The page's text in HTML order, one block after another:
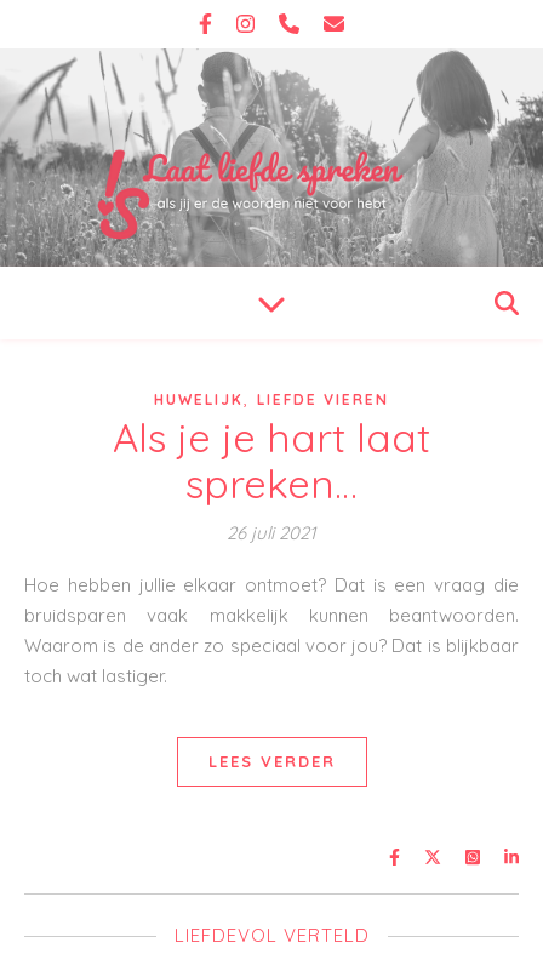
HUWELIJK, LIEFDE VIEREN
Als je je hart laat
spreken…
26 juli 2021
Hoe hebben jullie elkaar ontmoet? Dat is een vraag die
bruidsparen vaak makkelijk kunnen beantwoorden.
Waarom is de ander zo speciaal voor jou? Dat is blijkbaar
toch wat lastiger.
LEES VERDER
LIEFDEVOL VERTELD